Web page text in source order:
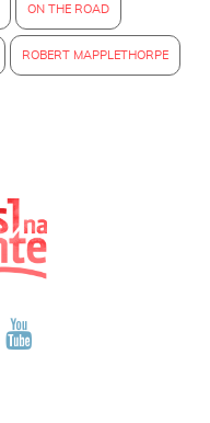
ON THE ROAD
ROBERT MAPPLETHORPE